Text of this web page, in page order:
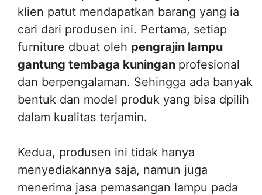
klien patut mendapatkan barang yang ia
cari dari produsen ini. Pertama, setiap
furniture dbuat oleh pengrajin lampu
gantung tembaga kuningan profesional
dan berpengalaman. Sehingga ada banyak
bentuk dan model produk yang bisa dpilih
dalam kualitas terjamin.
Kedua, produsen ini tidak hanya
menyediakannya saja, namun juga
menerima jasa pemasangan lampu pada